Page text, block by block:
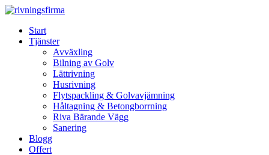
Skip
contentStart
Tjänster
Avväxling
Bilning av Golv
Lättrivning
Husrivning
Flytspackling & Golvavjämning
Håltagning & Betongborrning
Riva Bärande Vägg
Sanering
Blogg
Offert